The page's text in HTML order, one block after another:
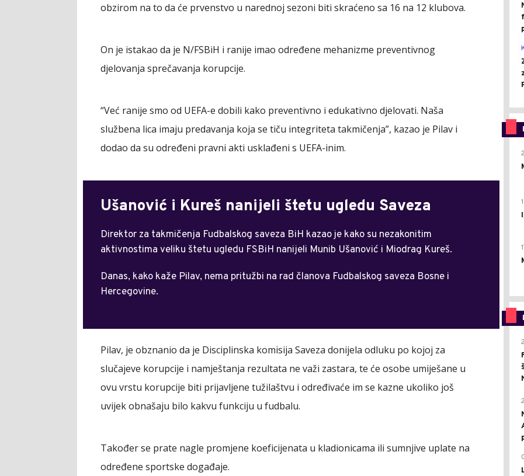
obzirom na to da će prvenstvo u narednoj sezoni biti skraćeno sa 16 na 12 klubova.
On je istakao da je N/FSBiH i ranije imao određene mehanizme preventivnog
djelovanja sprečavanja korupcije.
“Već ranije smo od UEFA-e dobili kako preventivno i edukativno djelovati. Naša
službena lica imaju predavanja koja se tiču integriteta takmičenja”, kazao je Pilav i
dodao da su određeni pravni akti usklađeni s UEFA-inim.
Ušanović i Kureš nanijeli štetu ugledu Saveza
Direktor za takmičenja Fudbalskog saveza BiH kazao je kako su nezakonitim
aktivnostima veliku štetu ugledu FSBiH nanijeli Munib Ušanović i Miodrag Kureš.
Danas, kako kaže Pilav, nema pritužbi na rad članova Fudbalskog saveza Bosne i
Hercegovine.
Pilav, je obznanio da je Disciplinska komisija Saveza donijela odluku po kojoj za
slučajeve korupcije i namještanja rezultata ne važi zastara, te će osobe umiješane u
ovu vrstu korupcije biti prijavljene tužilaštvu i određivaće im se kazne ukoliko još
uvijek obnašaju bilo kakvu funkciju u fudbalu.
Također se prate nagle promjene koeficijenata u kladionicama ili sumnjive uplate na
određene sportske događaje.